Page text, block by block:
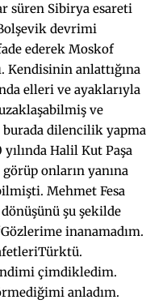
süren Sibirya esareti
Bolşevik devrimi
ederek Moskof
Kendisinin anlattığına
elleri ve ayaklarıyla
ve
burada dilencilik yapma
Halil Kut Paşa
onların yanına
Mehmet Fesa
şu şekilde
inanamadım.
çimdikledim.
anladım.